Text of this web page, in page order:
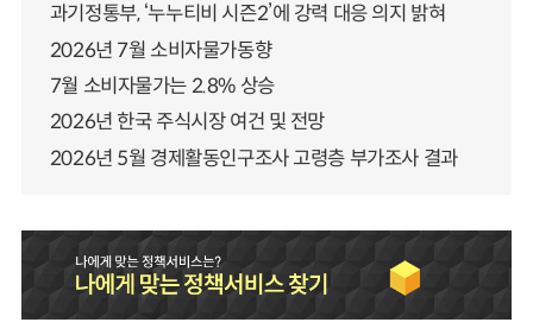
과기정통부, ‘누누티비 시즌2’에 강력 대응 의지 밝혀
2026년 7월 소비자물가동향
7월 소비자물가는 2.8% 상승
2026년 한국 주식시장 여건 및 전망
2026년 5월 경제활동인구조사 고령층 부가조사 결과